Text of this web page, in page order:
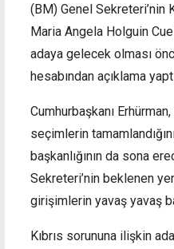
(BM) Genel Sekreteri’nin
Maria Angela Holguin
adaya gelecek olması
hesabından açıklama
Cumhurbaşkanı Erhürman,
seçimlerin
başkanlığının da sona
Sekreteri’nin beklenen
girişimlerin yavaş yavaş
Kıbrıs sorununa ilişkin